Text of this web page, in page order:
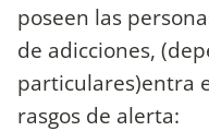
poseen las
de adicciones,
particulares)entra
rasgos de alerta: